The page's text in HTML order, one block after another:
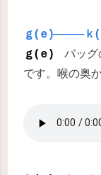
ｇ(ｅ)────ｋ(
ｇ(ｅ) バッグ
です。喉の奥